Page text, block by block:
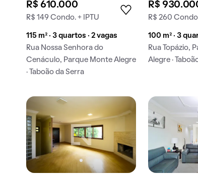
R$ 610.000
R$ 149 Condo. + IPTU
115 m² · 3 quartos · 2 vagas
Rua Nossa Senhora do
Cenáculo, Parque Monte Alegre
· Taboão da Serra
R$
R$ 260
100 m² · 3
Rua Topázio,
Alegre ·